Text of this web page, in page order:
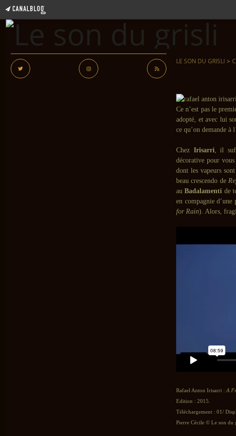
LE SON DU GRISLI >
Ce n’est pas le
adopté, et avec lui
ce qu’on demande à
Chez Irisarri, il
décorative pour
dont les vapeurs
beau crescendo de
auBadalamenti de
en compagnie
for Rain). Alors,
Rafael Anton Irisarri : A
Edition : 2015.
Téléchargement : 01/
Pierre Cécile © Le son du